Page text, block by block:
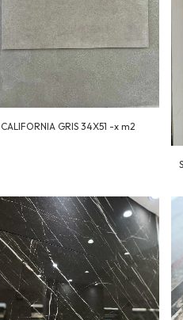
CALIFORNIA GRIS 34X51 -x m2